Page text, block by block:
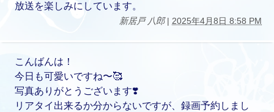
放送を楽しみにしています。
新居戸 八郎| 2025年4月8日 8:58 PM
こんばんは！
今日も可愛いですね〜🥰
写真ありがとうございます❣️
リアタイ出来るか分からないですが、録画予約しまし